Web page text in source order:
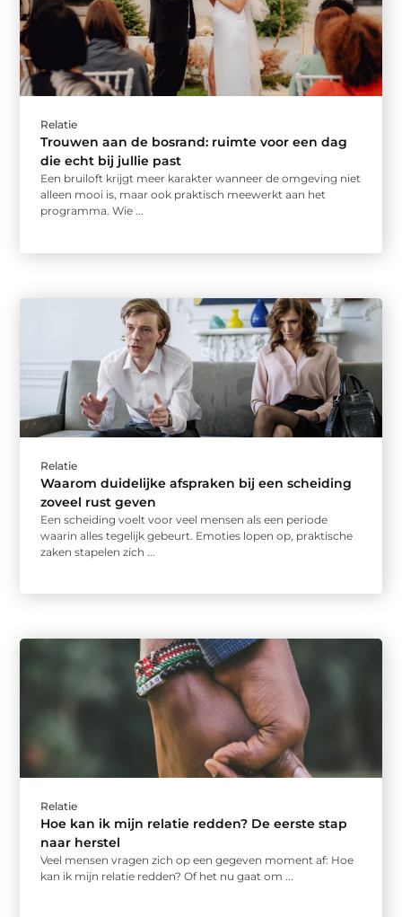
Relatie
Trouwen aan de bosrand: ruimte voor een dag
die echt bij jullie past
Een bruiloft krijgt meer karakter wanneer de omgeving niet
alleen mooi is, maar ook praktisch meewerkt aan het
programma. Wie ...
Relatie
Waarom duidelijke afspraken bij een scheiding
zoveel rust geven
Een scheiding voelt voor veel mensen als een periode
waarin alles tegelijk gebeurt. Emoties lopen op, praktische
zaken stapelen zich ...
Relatie
Hoe kan ik mijn relatie redden? De eerste stap
naar herstel
Veel mensen vragen zich op een gegeven moment af: Hoe
kan ik mijn relatie redden? Of het nu gaat om ...